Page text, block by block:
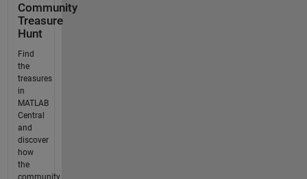
Community
Treasure
Hunt
Find
the
treasures
in
MATLAB
Central
and
discover
how
the